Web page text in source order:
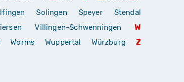
Solingen Speyer
Stendal
Villingen-Schwenningen
W
Worms Wuppertal Würzburg
Z